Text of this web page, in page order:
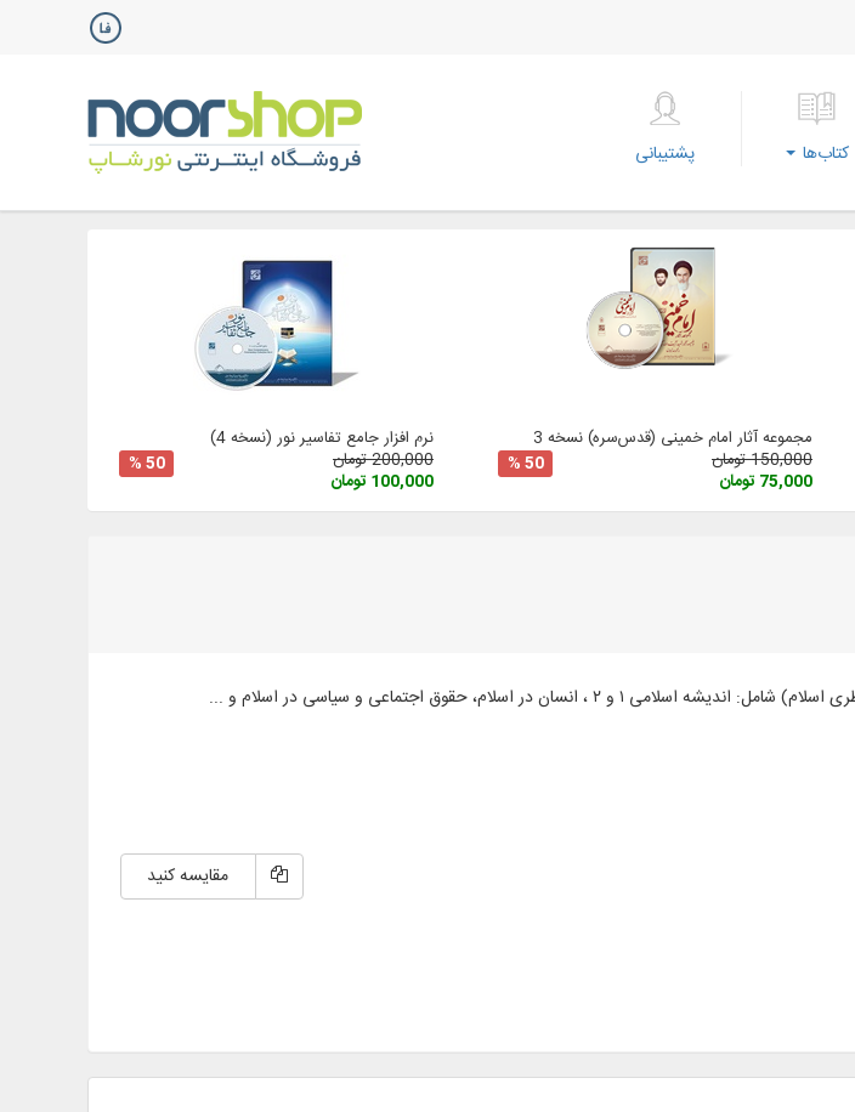
کتاب‌ها پشتیبانی
مجموعه آثار امام خمینی (‌قدس‌سره) نسخه 3
150,000 تومان
50 %
75,000 تومان
نرم افزار جامع تفاسیر نور (نسخه 4)
200,000 تومان
50 %
100,000 تومان
مقایسه کنید